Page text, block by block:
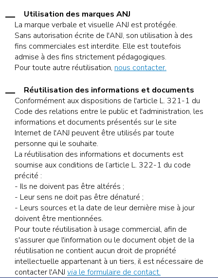
Utilisation des marques ANJ
La marque verbale et visuelle ANJ est protégée.
Sans autorisation écrite de l'ANJ, son utilisation à des
fins commerciales est interdite. Elle est toutefois
admise à des fins strictement pédagogiques.
Pour toute autre réutilisation, nous contacter.
Réutilisation des informations et documents
Conformément aux dispositions de l'article L. 321-1 du
Code des relations entre le public et l'administration, les
informations et documents présentés sur le site
Internet de l'ANJ peuvent être utilisés par toute
personne qui le souhaite.
La réutilisation des informations et documents est
soumise aux conditions de l’article L. 322-1 du code
précité :
- Ils ne doivent pas être altérés ;
- Leur sens ne doit pas être dénaturé ;
- Leurs sources et la date de leur dernière mise à jour
doivent être mentionnées.
Pour toute réutilisation à usage commercial, afin de
s'assurer que l'information ou le document objet de la
réutilisation ne contient aucun droit de propriété
intellectuelle appartenant à un tiers, il est nécessaire de
contacter l'ANJ via le formulaire de contact.